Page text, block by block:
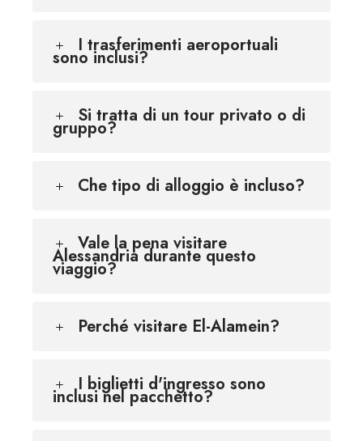
I trasferimenti aeroportuali
sono inclusi?
Si tratta di un tour privato o di
gruppo?
Che tipo di alloggio è incluso?
Vale la pena visitare
Alessandria durante questo
viaggio?
Perché visitare El-Alamein?
I biglietti d'ingresso sono
inclusi nel pacchetto?